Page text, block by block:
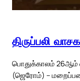
திருப்பலி
பொதுக்காலம் 26ஆம்
(ஜெரோம்) –